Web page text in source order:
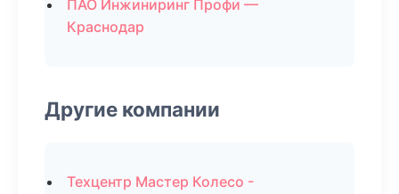
ПАО Инжиниринг Профи —
Краснодар
Другие компании
Техцентр Мастер Колесо -